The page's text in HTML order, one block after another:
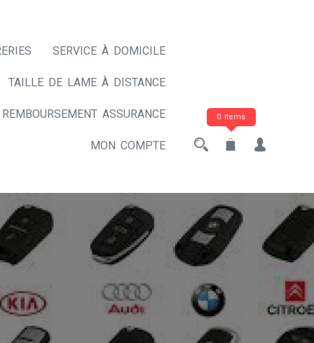
SERVICE À DOMICILE
TAILLE DE LAME À DISTANCE
REMBOURSEMENT ASSURANCE
MON COMPTE
0 items